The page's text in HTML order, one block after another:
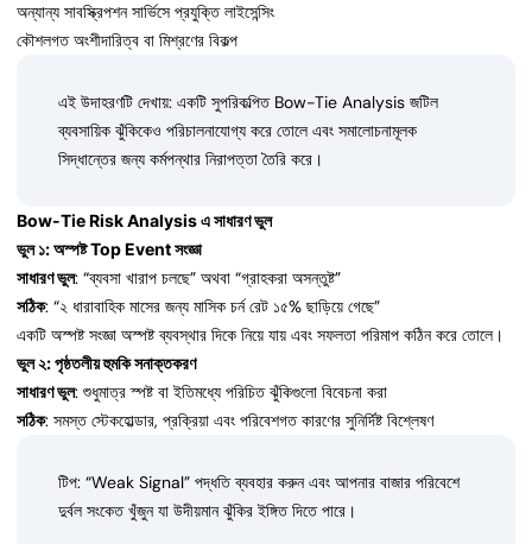
অন্যান্য সাবস্ক্রিপশন সার্ভিসে প্রযুক্তি লাইসেন্সিং
কৌশলগত অংশীদারিত্ব বা মিশ্রণের বিকল্প
এই উদাহরণটি দেখায়: একটি সুপরিকল্পিত Bow-Tie Analysis জটিল
ব্যবসায়িক ঝুঁকিকেও পরিচালনাযোগ্য করে তোলে এবং সমালোচনামূলক
সিদ্ধান্তের জন্য কর্মপন্থার নিরাপত্তা তৈরি করে।
Bow-Tie Risk Analysis এ সাধারণ ভুল
ভুল ১: অস্পষ্ট Top Event সংজ্ঞা
সাধারণ ভুল: “ব্যবসা খারাপ চলছে” অথবা “গ্রাহকরা অসন্তুষ্ট”
সঠিক: “২ ধারাবাহিক মাসের জন্য মাসিক চর্ন রেট ১৫% ছাড়িয়ে গেছে”
একটি অস্পষ্ট সংজ্ঞা অস্পষ্ট ব্যবস্থার দিকে নিয়ে যায় এবং সফলতা পরিমাপ কঠিন করে তোলে।
ভুল ২: পৃষ্ঠতলীয় হুমকি সনাক্তকরণ
সাধারণ ভুল: শুধুমাত্র স্পষ্ট বা ইতিমধ্যে পরিচিত ঝুঁকিগুলো বিবেচনা করা
সঠিক: সমস্ত স্টেকহোল্ডার, প্রক্রিয়া এবং পরিবেশগত কারণের সুনির্দিষ্ট বিশ্লেষণ
টিপ: “Weak Signal” পদ্ধতি ব্যবহার করুন এবং আপনার বাজার পরিবেশে
দুর্বল সংকেত খুঁজুন যা উদীয়মান ঝুঁকির ইঙ্গিত দিতে পারে।